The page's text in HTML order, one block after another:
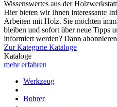
Wissenswertes aus der Holzwerkstatt
Hier bieten wir Ihnen interessante
Arbeiten mit Holz. Sie möchten
bleiben und sofort über neue Tipps
informiert werden? Dann
Zur Kategorie Kataloge
Kataloge
mehr erfahren
Werkzeug
Bohrer